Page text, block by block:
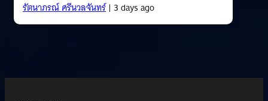
รัตนาภรณ์ ศรีนวลจันทร์| 3 days ago